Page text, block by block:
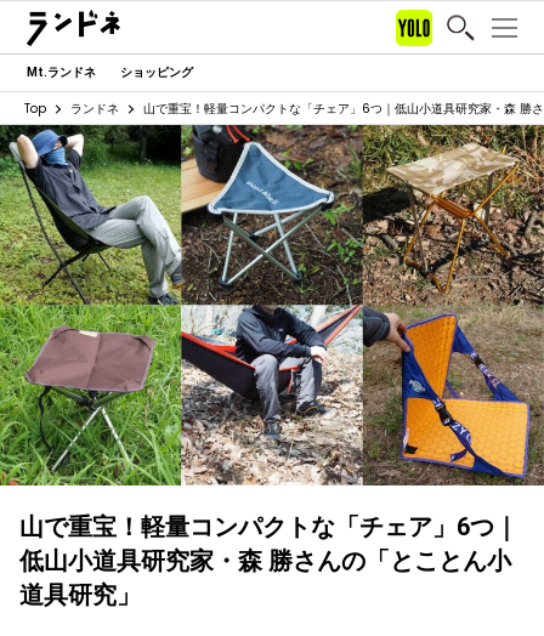
Mt.ランドネ ショッピング
Top ランドネ 山で重宝！軽量コンパクトな「チェア」6つ｜低山小道具研究家・森 勝
山で重宝！軽量コンパクトな「チェア」6つ｜
低山小道具研究家・森 勝さんの「とことん小
道具研究」